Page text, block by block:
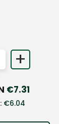
+
€7.31
€6.04